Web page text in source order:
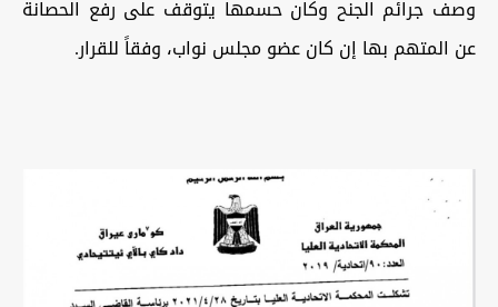
وصف جرائم الجنح وكان حسمها يتوقف على رفع الحصانة
عن المتهم بها إن كان عضو مجلس نواب، وفقاً للقرار.